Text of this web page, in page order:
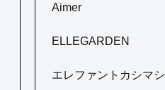
Aimer
ELLEGARDEN
エレファントカシマシ